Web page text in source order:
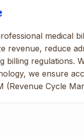
medical
revenue, reduce
billing regulations.
we ensure
(Revenue Cycle